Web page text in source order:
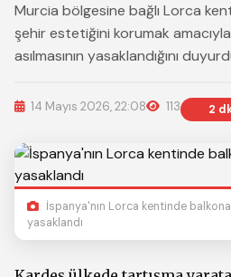
Murcia bölgesine bağlı Lorca
şehir estetiğini korumak
asılmasının yasaklandığını
14 Mayıs 2026, 22:08 113 2
İspanya'nın Lorca kentinde balkona
yasaklandı